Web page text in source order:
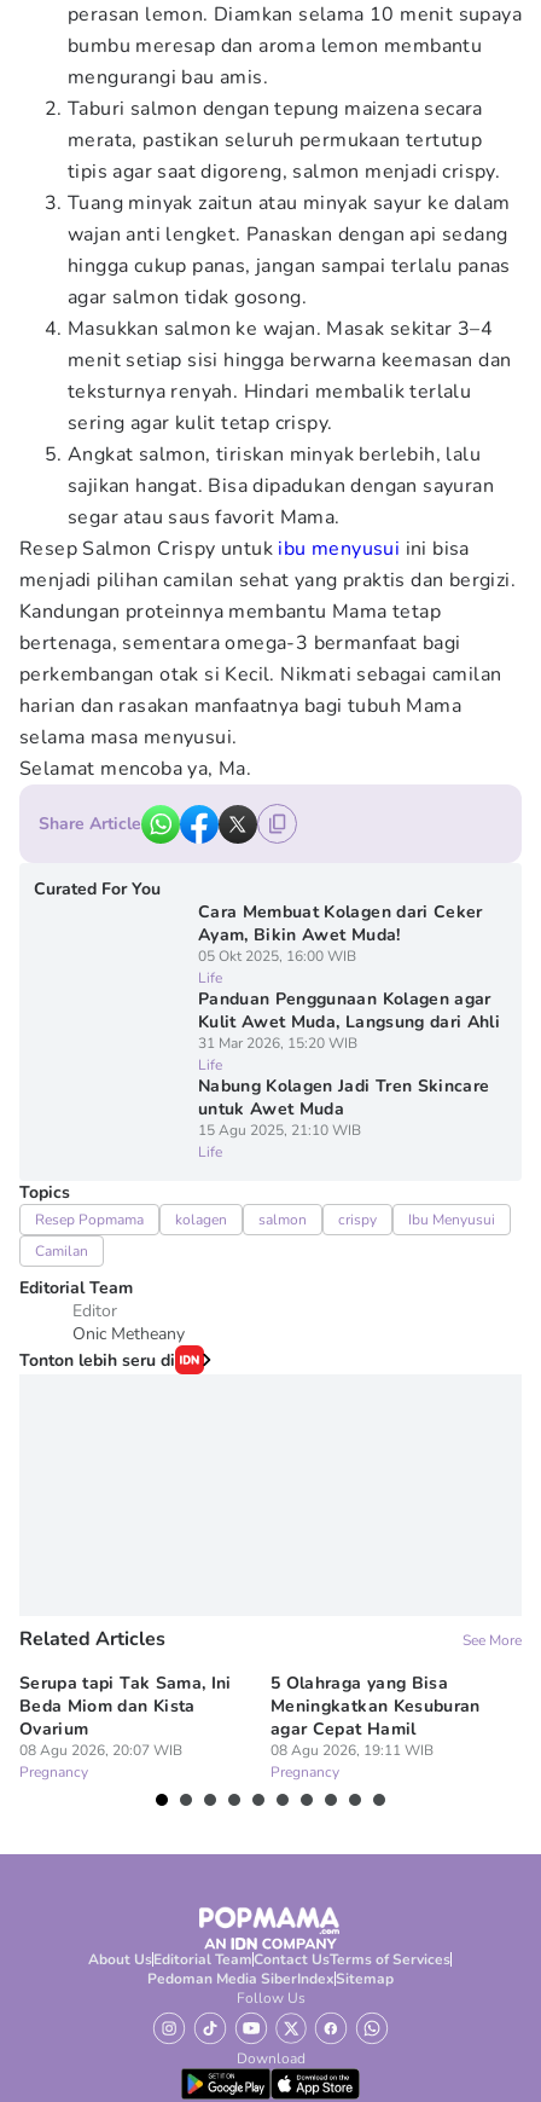
perasan lemon. Diamkan selama 10 menit supaya
bumbu meresap dan aroma lemon membantu
mengurangi bau amis.
Taburi salmon dengan tepung maizena secara
merata, pastikan seluruh permukaan tertutup
tipis agar saat digoreng, salmon menjadi crispy.
Tuang minyak zaitun atau minyak sayur ke dalam
wajan anti lengket. Panaskan dengan api sedang
hingga cukup panas, jangan sampai terlalu panas
agar salmon tidak gosong.
Masukkan salmon ke wajan. Masak sekitar 3–4
menit setiap sisi hingga berwarna keemasan dan
teksturnya renyah. Hindari membalik terlalu
sering agar kulit tetap crispy.
Angkat salmon, tiriskan minyak berlebih, lalu
sajikan hangat. Bisa dipadukan dengan sayuran
segar atau saus favorit Mama.
Resep Salmon Crispy untuk ibu menyusui ini bisa
menjadi pilihan camilan sehat yang praktis dan bergizi.
Kandungan proteinnya membantu Mama tetap
bertenaga, sementara omega-3 bermanfaat bagi
perkembangan otak si Kecil. Nikmati sebagai camilan
harian dan rasakan manfaatnya bagi tubuh Mama
selama masa menyusui.
Selamat mencoba ya, Ma.
Share Article
Curated For You
Cara Membuat Kolagen dari Ceker
Ayam, Bikin Awet Muda!
05 Okt 2025, 16:00 WIB
Life
Panduan Penggunaan Kolagen agar
Kulit Awet Muda, Langsung dari Ahli
31 Mar 2026, 15:20 WIB
Life
Nabung Kolagen Jadi Tren Skincare
untuk Awet Muda
15 Agu 2025, 21:10 WIB
Life
Topics
Resep Popmama kolagen salmon crispy
Ibu Menyusui
Camilan
Editorial Team
Editor
Onic Metheany
Tonton lebih seru di
Related Articles See More
Serupa tapi Tak Sama, Ini
Beda Miom dan Kista
Ovarium
08 Agu 2026, 20:07 WIB
Pregnancy
5 Olahraga yang Bisa
Meningkatkan Kesuburan
agar Cepat Hamil
08 Agu 2026, 19:11 WIB
Pregnancy
About UsEditorial TeamContact UsTerms of Services
Pedoman Media SiberIndexSitemap
Follow Us
Download